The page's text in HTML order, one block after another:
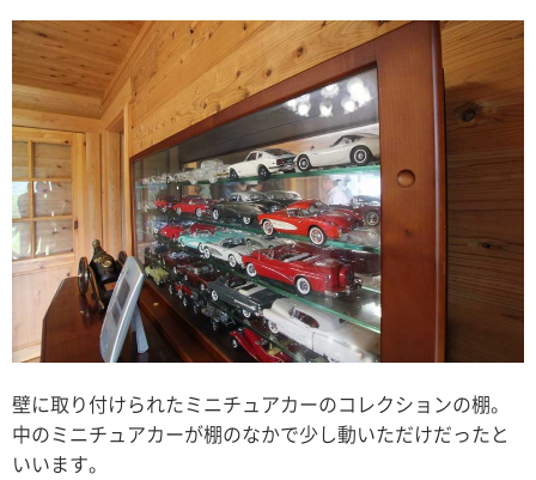
壁に取り付けられたミニチュアカーのコレクションの棚。
中のミニチュアカーが棚のなかで少し動いただけだったと
いいます。